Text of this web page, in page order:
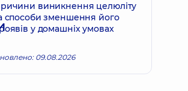
виникнення целюліту
способи зменшення його
у домашніх умовах
09.08.2026